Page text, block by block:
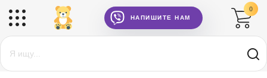
НАПИШИТЕ НАМ
0